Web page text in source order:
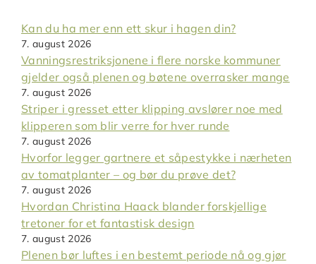
Kan du ha mer enn ett skur i hagen din?
7. august 2026
Vanningsrestriksjonene i flere norske kommuner
gjelder også plenen og bøtene overrasker mange
7. august 2026
Striper i gresset etter klipping avslører noe med
klipperen som blir verre for hver runde
7. august 2026
Hvorfor legger gartnere et såpestykke i nærheten
av tomatplanter – og bør du prøve det?
7. august 2026
Hvordan Christina Haack blander forskjellige
tretoner for et fantastisk design
7. august 2026
Plenen bør luftes i en bestemt periode nå og gjør